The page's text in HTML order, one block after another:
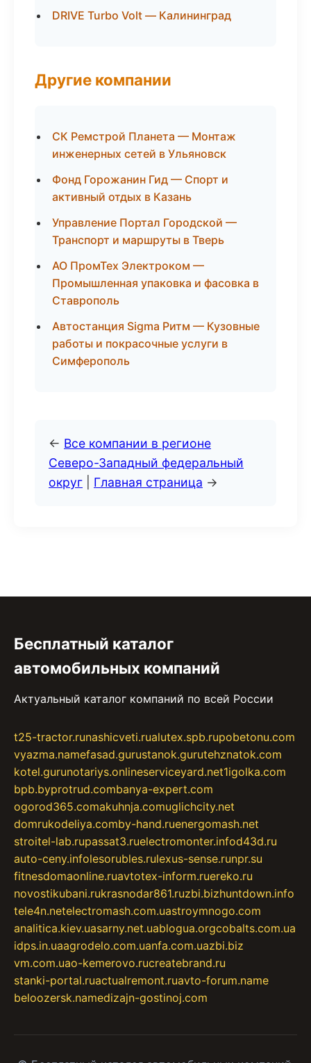
DRIVE Turbo Volt — Калининград
Другие компании
СК Ремстрой Планета — Монтаж
инженерных сетей в Ульяновск
Фонд Горожанин Гид — Спорт и
активный отдых в Казань
Управление Портал Городской —
Транспорт и маршруты в Тверь
АО ПромТех Электроком —
Промышленная упаковка и фасовка в
Ставрополь
Автостанция Sigma Ритм — Кузовные
работы и покрасочные услуги в
Симферополь
← Все компании в регионе
Северо-Западный федеральный
округ
Главная страница →
Бесплатный каталог
автомобильных компаний
Актуальный каталог компаний по всей России
t25-tractor.runashicveti.rualutex.spb.rupobetonu.com
vyazma.namefasad.gurustanok.gurutehznatok.com
kotel.gurunotariys.onlineserviceyard.net1igolka.com
bpb.byprotrud.combanya-expert.com
ogorod365.comakuhnja.comuglichcity.net
domrukodeliya.comby-hand.ruenergomash.net
stroitel-lab.rupassat3.ruelectromonter.infod43d.ru
auto-ceny.infolesorubles.rulexus-sense.runpr.su
fitnesdomaonline.ruavtotex-inform.ruereko.ru
novostikubani.rukrasnodar861.ruzbi.bizhuntdown.info
tele4n.netelectromash.com.uastroymnogo.com
analitica.kiev.uasarny.net.uablogua.orgcobalts.com.ua
idps.in.uaagrodelo.com.uanfa.com.uazbi.biz
vm.com.uao-kemerovo.rucreatebrand.ru
stanki-portal.ruactualremont.ruavto-forum.name
beloozersk.namedizajn-gostinoj.com